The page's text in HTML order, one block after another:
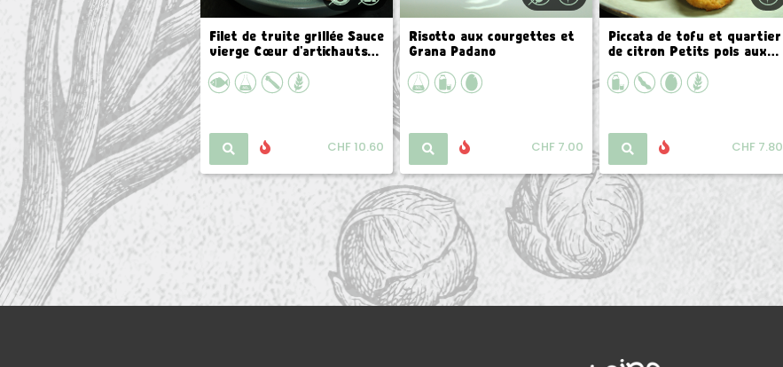
Filet de truite grillée Sauce
vierge Coeur d'artichauts
en persillade
CHF 10.60
Risotto aux courgettes et
Grana Padano
CHF 7.00
Piccata de tofu et quartier
de citron Petits pois aux
Épeautre façon pilaf
CHF 7.80